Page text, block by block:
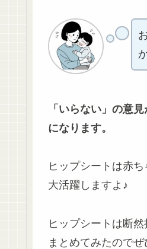
「いらない」の意
になります。
ヒップシートは赤
大活躍しますよ♪
ヒップシートは断
まとめてみたので